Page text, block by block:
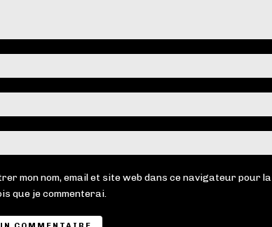
mon nom, email et site web dans ce navigateur pour la
que je commenterai.